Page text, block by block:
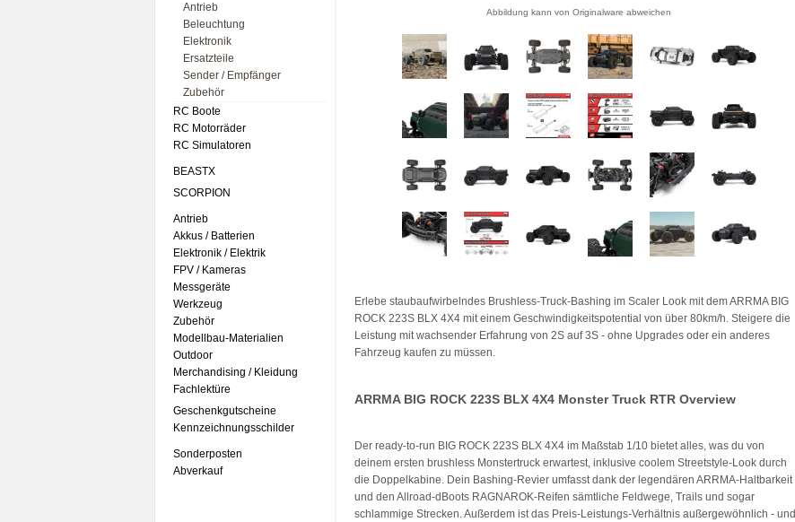
Antrieb
Beleuchtung
Elektronik
Ersatzteile
Sender / Empfänger
Zubehör
RC Boote
RC Motorräder
RC Simulatoren
BEASTX
SCORPION
Antrieb
Akkus / Batterien
Elektronik / Elektrik
FPV / Kameras
Messgeräte
Werkzeug
Zubehör
Modellbau-Materialien
Outdoor
Merchandising / Kleidung
Fachlektüre
Geschenkgutscheine
Kennzeichnungsschilder
Sonderposten
Abverkauf
Abbildung kann von Originalware abweichen
Erlebe staubaufwirbelndes Brushless-Truck-Bashing im Scaler Look mit dem ARRMA BIG
ROCK 223S BLX 4X4 mit einem Geschwindigkeitspotential von über 80km/h. Steigere die
Leistung mit wachsender Erfahrung von 2S auf 3S - ohne Upgrades oder ein anderes
Fahrzeug kaufen zu müssen.
ARRMA BIG ROCK 223S BLX 4X4 Monster Truck RTR Overview
Der ready-to-run BIG ROCK 223S BLX 4X4 im Maßstab 1/10 bietet alles, was du von
deinem ersten brushless Monstertruck erwartest, inklusive coolem Streetstyle-Look durch
die Doppelkabine. Dein Bashing-Revier umfasst dank der legendären ARRMA-Haltbarkeit
und den Allroad-dBoots RAGNAROK-Reifen sämtliche Feldwege, Trails und sogar
schlammige Strecken. Außerdem ist das Preis-Leistungs-Verhältnis außergewöhnlich - und